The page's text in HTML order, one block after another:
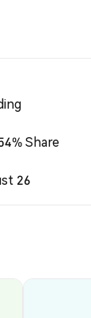
Share
26